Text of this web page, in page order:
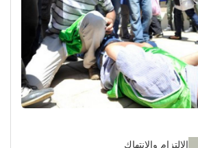
الالتزام والانتهاك